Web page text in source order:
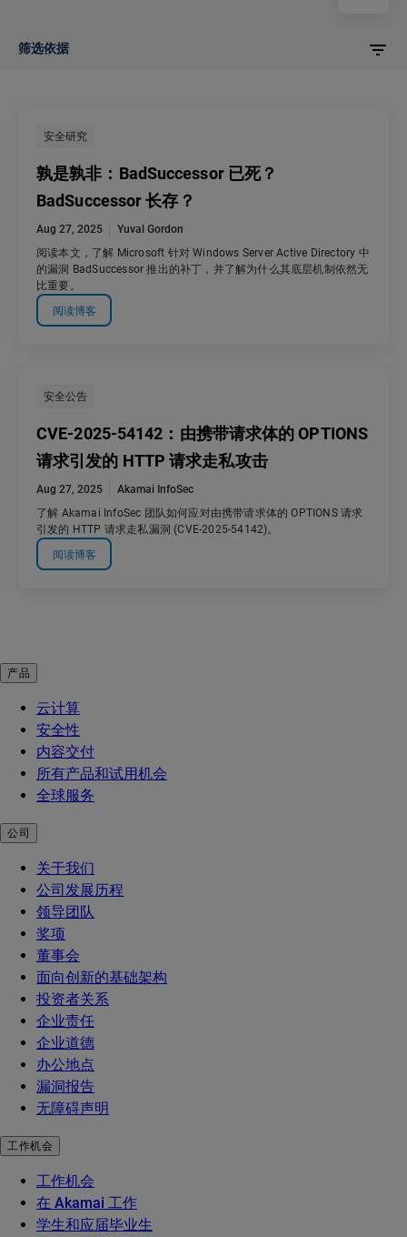
筛选依据
安全研究
孰是孰非：BadSuccessor 已死？
BadSuccessor 长存？
Aug 27, 2025
Yuval Gordon
阅读本文，了解 Microsoft 针对 Windows Server Active Directory 中
的漏洞 BadSuccessor 推出的补丁，并了解为什么其底层机制依然无
比重要。
阅读博客
安全公告
CVE-2025-54142：由携带请求体的 OPTIONS
请求引发的 HTTP 请求走私攻击
Aug 27, 2025
Akamai InfoSec
了解 Akamai InfoSec 团队如何应对由携带请求体的 OPTIONS 请求
引发的 HTTP 请求走私漏洞 (CVE-2025-54142)。
阅读博客
产品
云计算
安全性
内容交付
所有产品和试用机会
全球服务
公司
关于我们
公司发展历程
领导团队
奖项
董事会
面向创新的基础架构
投资者关系
企业责任
企业道德
办公地点
漏洞报告
无障碍声明
工作机会
工作机会
在 Akamai 工作
学生和应届毕业生